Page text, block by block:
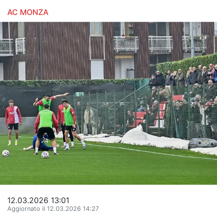
Hockey
Altri sport
Hockey
Pallanuoto
Pallamano
Altre
News
Turismo
Eventi
AC MONZA
12.03.2026 13:01
Aggiornato il 12.03.2026 14:27